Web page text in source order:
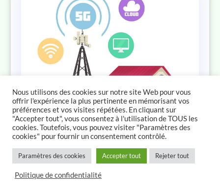
Emplacement des antennes relais / stations
émettrices – France, Suisse, Belgique, Espagne et
Brésil
A l'attention des électro-hypersensibles et de
>
Nous utilisons des cookies sur notre site Web pour vous
offrir l'expérience la plus pertinente en mémorisant vos
préférences et vos visites répétées. En cliquant sur
"Accepter tout", vous consentez à l'utilisation de TOUS les
cookies. Toutefois, vous pouvez visiter "Paramètres des
cookies" pour fournir un consentement contrôlé.
Paramètres des cookies Accepter tout Rejeter tout
Politique de confidentialité